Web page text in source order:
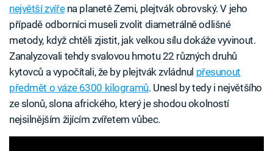
největší zvířena planetě Zemi, plejtvák obrovský. V jeho
případě odborníci museli zvolit diametrálně odlišné
metody, když chtěli zjistit, jak velkou sílu dokáže vyvinout.
Zanalyzovali tehdy svalovou hmotu 22 různých druhů
kytovců a vypočítali, že by plejtvák zvládnul přesunout
předmět o váze 6300 kilogramů. Unesl by tedy i největšího
ze slonů, slona afrického, který je shodou okolností
nejsilnějším žijícím zvířetem vůbec.